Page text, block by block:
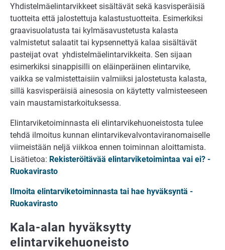
Yhdistelmäelintarvikkeet sisältävät sekä kasvisperäisiä
tuotteita että jalostettuja kalastustuotteita. Esimerkiksi
graavisuolatusta tai kylmäsavustetusta kalasta
valmistetut salaatit tai kypsennettyä kalaa sisältävät
pasteijat ovat yhdistelmäelintarvikkeita. Sen sijaan
esimerkiksi sinappisilli on eläinperäinen elintarvike,
vaikka se valmistettaisiin valmiiksi jalostetusta kalasta,
sillä kasvisperäisiä ainesosia on käytetty valmisteeseen
vain maustamistarkoituksessa.
Elintarviketoiminnasta eli elintarvikehuoneistosta tulee
tehdä ilmoitus kunnan elintarvikevalvontaviranomaiselle
viimeistään neljä viikkoa ennen toiminnan aloittamista.
Lisätietoa: Rekisteröitävää elintarviketoimintaa vai ei? -
Ruokavirasto
Ilmoita elintarviketoiminnasta tai hae hyväksyntä -
Ruokavirasto
Kala-alan hyväksytty
elintarvikehuoneisto